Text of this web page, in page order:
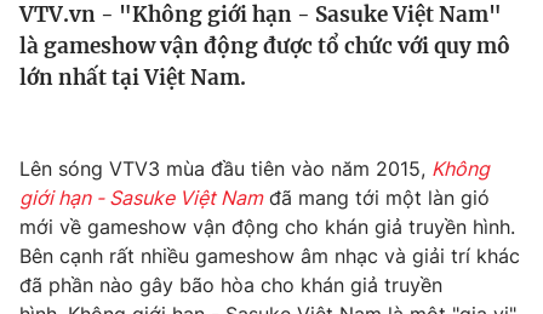
Thế giới
Tin tức
Câu chuyện quốc tế
Kinh tế
Thị trường
Góc doanh nghiệp
Dữ liệu và đời sống
Truyền hình
Phim VTV
Giải trí
VTV.vn - "Không giới hạn - Sasuke Việt Nam"
là gameshow vận động được tổ chức với quy mô
lớn nhất tại Việt Nam.
Lên sóng VTV3 mùa đầu tiên vào năm 2015, Không
giới hạn - Sasuke Việt Namđã mang tới một làn gió
mới về gameshow vận động cho khán giả truyền hình.
Bên cạnh rất nhiều gameshow âm nhạc và giải trí khác
đã phần nào gây bão hòa cho khán giả truyền